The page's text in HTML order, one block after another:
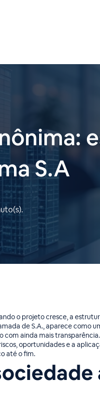
S.A
o projeto cresce, a
de S.A., aparece como
ainda mais
oportunidades e a
até o fim.